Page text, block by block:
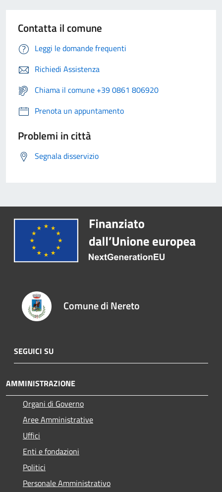
Contatta il comune
Leggi le domande frequenti
Richiedi Assistenza
Chiama il comune +39 0861 806920
Prenota un appuntamento
Problemi in città
Segnala disservizio
Comune di Nereto
SEGUICI SU
AMMINISTRAZIONE
Organi di Governo
Aree Amministrative
Uffici
Enti e fondazioni
Politici
Personale Amministrativo